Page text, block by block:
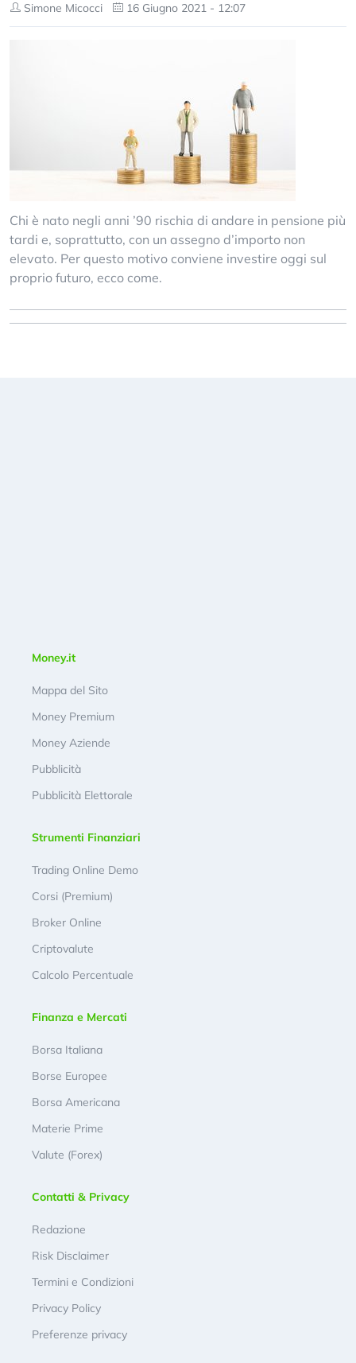
Simone Micocci 16 Giugno 2021 - 12:07
Chi è nato negli anni ’90 rischia di andare in pensione più
tardi e, soprattutto, con un assegno d’importo non
elevato. Per questo motivo conviene investire oggi sul
proprio futuro, ecco come.
Money.it
Mappa del Sito
Money Premium
Money Aziende
Pubblicità
Pubblicità Elettorale
Strumenti Finanziari
Trading Online Demo
Corsi (Premium)
Broker Online
Criptovalute
Calcolo Percentuale
Finanza e Mercati
Borsa Italiana
Borse Europee
Borsa Americana
Materie Prime
Valute (Forex)
Contatti & Privacy
Redazione
Risk Disclaimer
Termini e Condizioni
Privacy Policy
Preferenze privacy